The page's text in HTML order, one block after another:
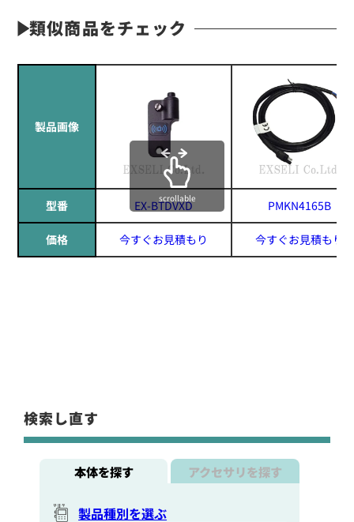
類似商品をチェック
製品画像
型番 EX-BTDVXD PMKN4165B
価格 今すぐお見積もり 今すぐお見積もり
scrollable
検索し直す
本体を探す アクセサリを探す
製品種別を選ぶ